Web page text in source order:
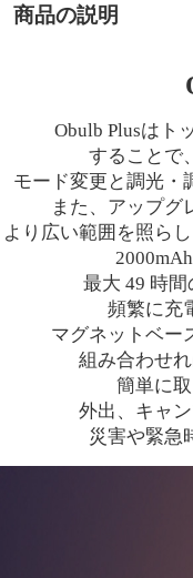
商品の説明
Obulb Plusはト
することで
モード変更と調光・
また、アップグ
より広い範囲を照ら
最大 49 時間
頻繁に充
マグネットベー
組み合わせ
簡単に
外出、キャ
災害や緊急